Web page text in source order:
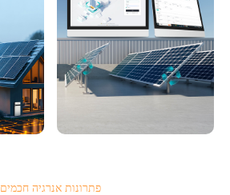
פתרונות אנרגיה חכמים